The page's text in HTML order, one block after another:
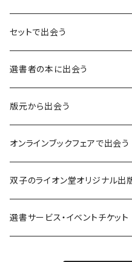
言葉：思考の種となるもの
異界：日常から離れた視点
意志：自ら進む力
解体：固定観念を壊す
熱源：情熱を呼び起こす
共鳴：他者や世界とつながる
セットで出会う
選書者の本に出会う
版元から出会う
荒蝦夷フェア
クオン
寿郎社
オンラインブックフェアで出会う
本屋発の文芸誌『しししし』フェア
韓国文学フェア！！
双子のライオン堂オリジナル出
書籍
選書サービス・イベントチケット